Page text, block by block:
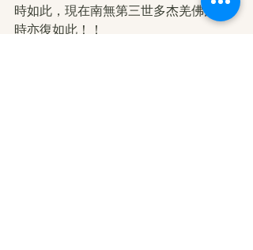
時如此，現在南無第三世多杰羌佛涅槃
時亦復如此！！